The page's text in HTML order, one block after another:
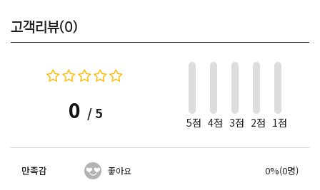
고객리뷰(0)
0 / 5
5점 4점 3점 2점 1점
만족감 좋아요 0%(0명)